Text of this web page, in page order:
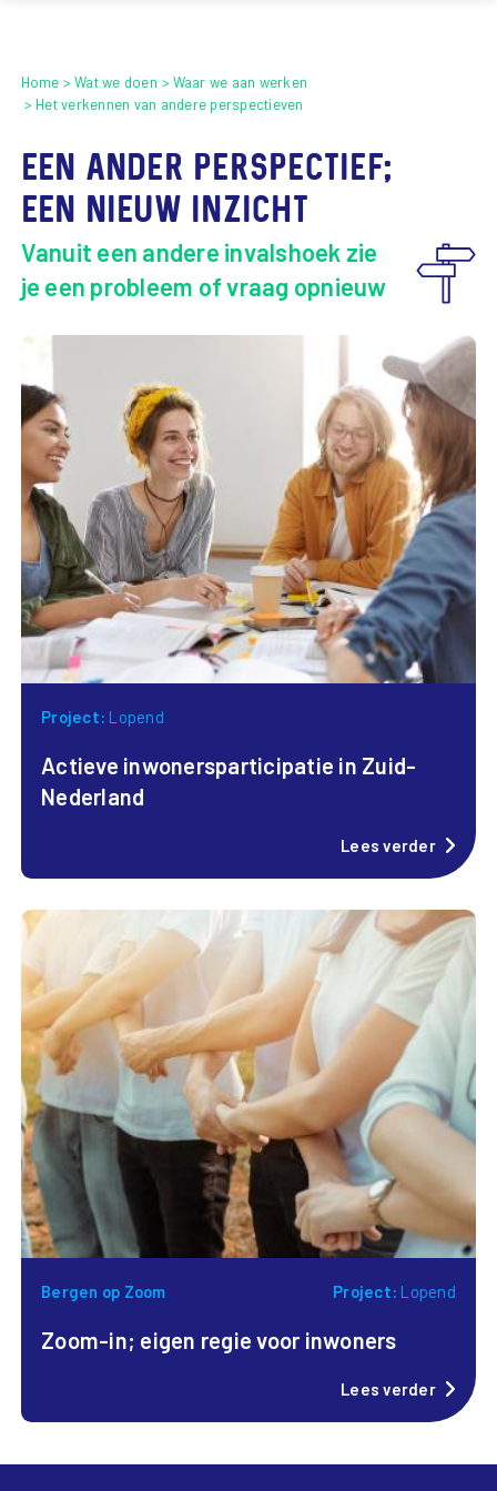
Home Wat we doen
Waar we aan werken
Het verkennen van andere perspectieven
Een ander perspectief;
een nieuw inzicht
Vanuit een andere invalshoek zie
je een probleem of vraag opnieuw
Project: Lopend
Actieve inwonersparticipatie in Zuid-
Nederland
Lees verder
Bergen op Zoom Project: Lopend
Zoom-in; eigen regie voor inwoners
Lees verder